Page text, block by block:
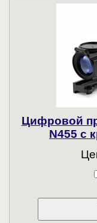
Цифровой
N455 с